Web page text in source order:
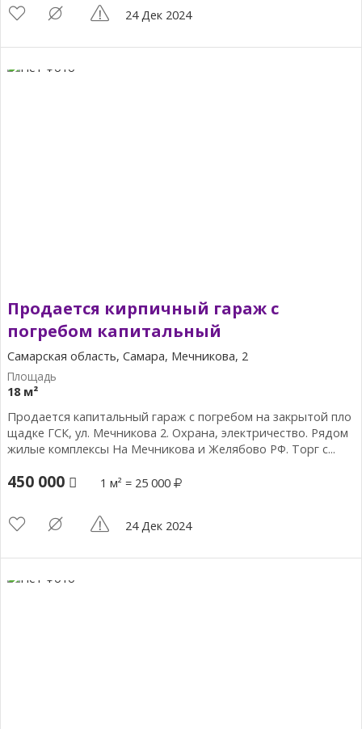
24 Дек 2024
Продается кирпичный гараж с
погребом капитальный
Самарская область, Самара, Мечникова, 2
18 м²
Продается капитальный гараж с погребом на закрытой пло
щадке ГСК, ул. Мечникова 2. Охрана, электричество. Рядом
жилые комплексы На Мечникова и Желябово РФ. Торг с...
450 000 1 м² = 25 000
24 Дек 2024